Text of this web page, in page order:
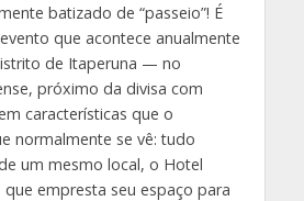
batizado de “passeio”! É
que acontece anualmente
de Itaperuna — no
próximo da divisa com
características que o
normalmente se vê: tudo
um mesmo local, o Hotel
que empresta seu espaço para